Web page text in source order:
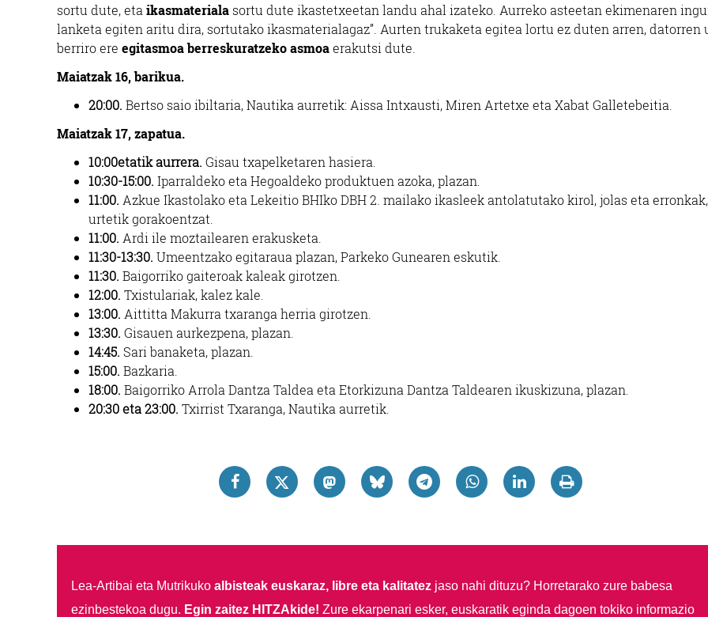
sortu dute, eta ikasmateriala sortu dute ikastetxeetan landu ahal izateko. Aurreko asteetan ekimenaren
lanketa egiten aritu dira, sortutako ikasmaterialagaz”. Aurten trukaketa egitea lortu ez duten arren, datorren
berriro ere egitasmoa berreskuratzeko asmoaerakutsi dute.
Maiatzak 16, barikua.
20:00. Bertso saio ibiltaria, Nautika aurretik: Aissa Intxausti, Miren Artetxe eta Xabat Galletebeitia.
Maiatzak 17, zapatua.
10:00etatik aurrera. Gisau txapelketaren hasiera.
10:30-15:00. Iparraldeko eta Hegoaldeko produktuen azoka, plazan.
11:00. Azkue Ikastolako eta Lekeitio BHIko DBH 2. mailako ikasleek antolatutako kirol, jolas eta erronkak,
urtetik gorakoentzat.
11:00. Ardi ile moztailearen erakusketa.
11:30-13:30. Umeentzako egitaraua plazan, Parkeko Gunearen eskutik.
11:30. Baigorriko gaiteroak kaleak girotzen.
12:00. Txistulariak, kalez kale.
13:00. Aittitta Makurra txaranga herria girotzen.
13:30. Gisauen aurkezpena, plazan.
14:45. Sari banaketa, plazan.
15:00. Bazkaria.
18:00. Baigorriko Arrola Dantza Taldea eta Etorkizuna Dantza Taldearen ikuskizuna, plazan.
20:30 eta 23:00. Txirrist Txaranga, Nautika aurretik.
Lea-Artibai eta Mutrikuko albisteak euskaraz, libre eta kalitatezjaso nahi dituzu? Horretarako zure babesa
ezinbestekoa dugu. Egin zaitez HITZAkide! Zure ekarpenari esker, euskaratik eginda dagoen tokiko informazio